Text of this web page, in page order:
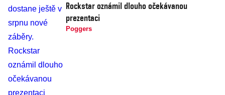
Rockstar oznámil dlouho očekávanou
prezentaci
Poggers